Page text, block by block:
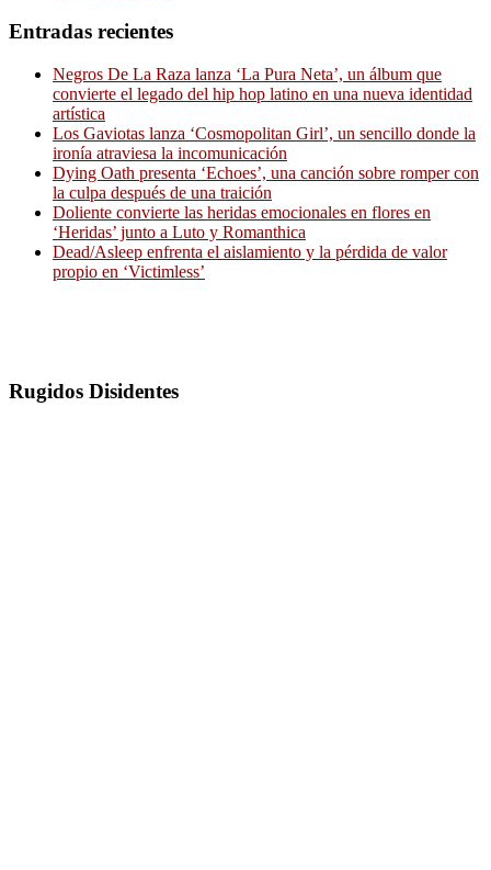
Entradas recientes
Negros De La Raza lanza ‘La Pura Neta’, un álbum que
convierte el legado del hip hop latino en una nueva identidad
artística
Los Gaviotas lanza ‘Cosmopolitan Girl’, un sencillo donde la
ironía atraviesa la incomunicación
Dying Oath presenta ‘Echoes’, una canción sobre romper con
la culpa después de una traición
Doliente convierte las heridas emocionales en flores en
‘Heridas’ junto a Luto y Romanthica
Dead/Asleep enfrenta el aislamiento y la pérdida de valor
propio en ‘Victimless’
Rugidos Disidentes